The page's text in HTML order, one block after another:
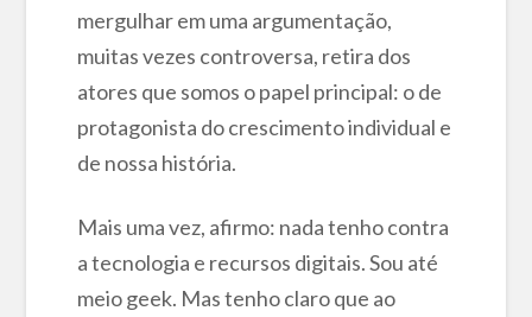
mergulhar em uma argumentação,
muitas vezes controversa, retira dos
atores que somos o papel principal: o de
protagonista do crescimento individual e
de nossa história.
Mais uma vez, afirmo: nada tenho contra
a tecnologia e recursos digitais. Sou até
meio geek. Mas tenho claro que ao